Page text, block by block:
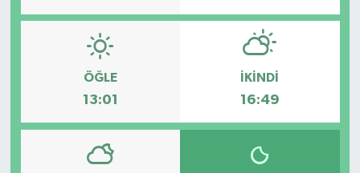
ÖĞLE
13:01
İKINDI
16:49